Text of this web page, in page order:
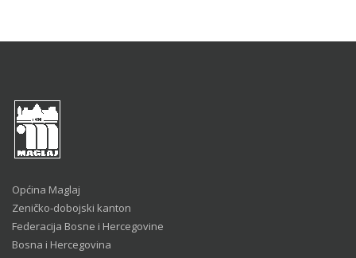
Općina Maglaj
Zeničko-dobojski kanton
Federacija Bosne i Hercegovine
Bosna i Hercegovina